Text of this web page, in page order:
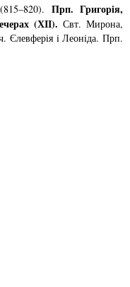
Прп. Григорiя,
(ХІІ). Свт. Мирона,
Єлев­ферiя i Леонiда. Прп.